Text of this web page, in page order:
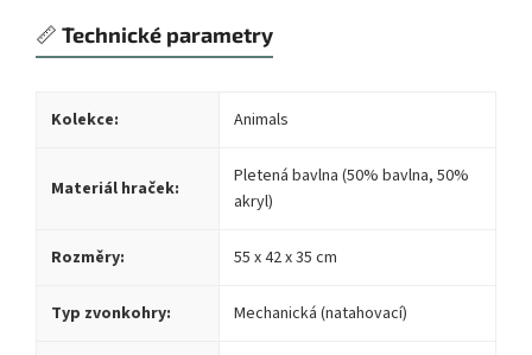
📏 Technické parametry
Kolekce: Animals
Materiál hraček:
Pletená bavlna (50% bavlna, 50%
akryl)
Rozměry: 55 x 42 x 35 cm
Typ zvonkohry: Mechanická (natahovací)